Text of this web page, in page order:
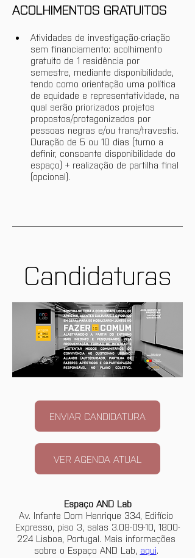
ACOLHIMENTOS GRATUITOS
Atividades de investigação-criação
sem financiamento: acolhimento
gratuito de 1 residência por
semestre, mediante disponibilidade,
tendo como orientação uma política
de equidade e representatividade, na
qual serão priorizados projetos
propostos/protagonizados por
pessoas negras e/ou trans/travestis.
Duração de 5 ou 10 dias (turno a
definir, consoante disponibilidade do
espaço) + realização de partilha final
(opcional).
Candidaturas
ENVIAR CANDIDATURA
VER AGENDA ATUAL
Espaço AND Lab
Av. Infante Dom Henrique 334, Edifício
Expresso, piso 3, salas 3.08-09-10, 1800-
224 Lisboa, Portugal. Mais informações
sobre o Espaço AND Lab, aqui.